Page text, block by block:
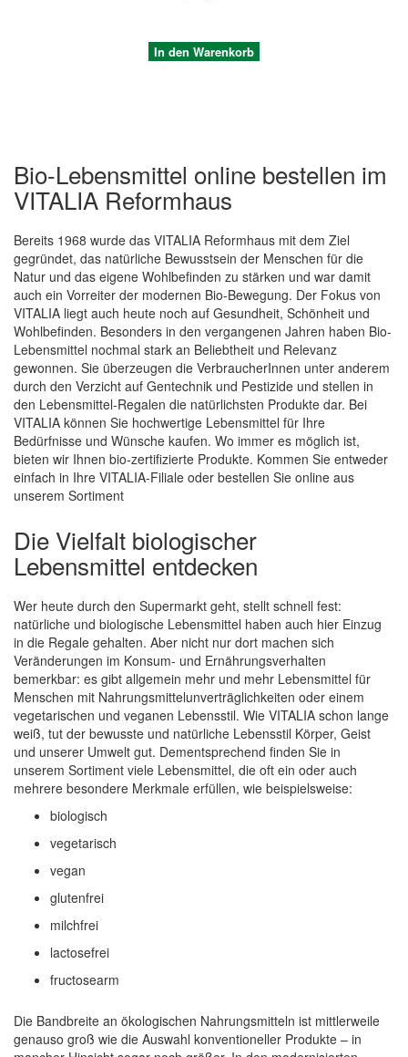
Quickview
In den Warenkorb
Bio-Lebensmittel online bestellen im
VITALIA Reformhaus
Bereits 1968 wurde das VITALIA Reformhaus mit dem Ziel
gegründet, das natürliche Bewusstsein der Menschen für die
Natur und das eigene Wohlbefinden zu stärken und war damit
auch ein Vorreiter der modernen Bio-Bewegung. Der Fokus von
VITALIA liegt auch heute noch auf Gesundheit, Schönheit und
Wohlbefinden. Besonders in den vergangenen Jahren haben Bio-
Lebensmittel nochmal stark an Beliebtheit und Relevanz
gewonnen. Sie überzeugen die VerbraucherInnen unter anderem
durch den Verzicht auf Gentechnik und Pestizide und stellen in
den Lebensmittel-Regalen die natürlichsten Produkte dar. Bei
VITALIA können Sie hochwertige Lebensmittel für Ihre
Bedürfnisse und Wünsche kaufen. Wo immer es möglich ist,
bieten wir Ihnen bio-zertifizierte Produkte. Kommen Sie entweder
einfach in Ihre VITALIA-Filiale oder bestellen Sie online aus
unserem Sortiment
Die Vielfalt biologischer
Lebensmittel entdecken
Wer heute durch den Supermarkt geht, stellt schnell fest:
natürliche und biologische Lebensmittel haben auch hier Einzug
in die Regale gehalten. Aber nicht nur dort machen sich
Veränderungen im Konsum- und Ernährungsverhalten
bemerkbar: es gibt allgemein mehr und mehr Lebensmittel für
Menschen mit Nahrungsmittelunverträglichkeiten oder einem
vegetarischen und veganen Lebensstil. Wie VITALIA schon lange
weiß, tut der bewusste und natürliche Lebensstil Körper, Geist
und unserer Umwelt gut. Dementsprechend finden Sie in
unserem Sortiment viele Lebensmittel, die oft ein oder auch
mehrere besondere Merkmale erfüllen, wie beispielsweise:
biologisch
vegetarisch
vegan
glutenfrei
milchfrei
lactosefrei
fructosearm
Die Bandbreite an ökologischen Nahrungsmitteln ist mittlerweile
genauso groß wie die Auswahl konventioneller Produkte – in